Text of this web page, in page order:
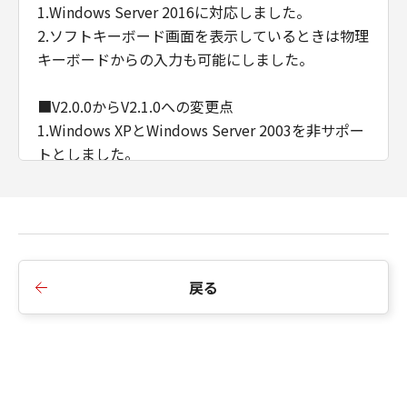
1.Windows Server 2016に対応しました。
2.ソフトキーボード画面を表示しているときは物理
キーボードからの入力も可能にしました。
■V2.0.0からV2.1.0への変更点
1.Windows XPとWindows Server 2003を非サポー
トとしました。
た。
戻る